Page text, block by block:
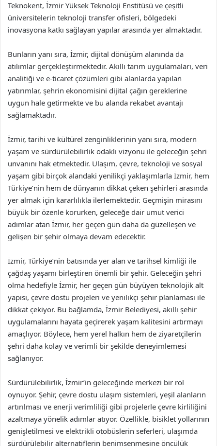
Teknokent, İzmir Yüksek Teknoloji Enstitüsü ve çeşitli
üniversitelerin teknoloji transfer ofisleri, bölgedeki
inovasyona katkı sağlayan yapılar arasında yer almaktadır.
Bunların yanı sıra, İzmir, dijital dönüşüm alanında da
atılımlar gerçekleştirmektedir. Akıllı tarım uygulamaları, veri
analitiği ve e-ticaret çözümleri gibi alanlarda yapılan
yatırımlar, şehrin ekonomisini dijital çağın gereklerine
uygun hale getirmekte ve bu alanda rekabet avantajı
sağlamaktadır.
İzmir, tarihi ve kültürel zenginliklerinin yanı sıra, modern
yaşam ve sürdürülebilirlik odaklı vizyonu ile geleceğin şehri
unvanını hak etmektedir. Ulaşım, çevre, teknoloji ve sosyal
yaşam gibi birçok alandaki yenilikçi yaklaşımlarla İzmir, hem
Türkiye’nin hem de dünyanın dikkat çeken şehirleri arasında
yer almak için kararlılıkla ilerlemektedir. Geçmişin mirasını
büyük bir özenle korurken, geleceğe dair umut verici
adımlar atan İzmir, her geçen gün daha da güzelleşen ve
gelişen bir şehir olmaya devam edecektir.
İzmir, Türkiye’nin batısında yer alan ve tarihsel kimliği ile
çağdaş yaşamı birleştiren önemli bir şehir. Geleceğin şehri
olma hedefiyle İzmir, her geçen gün büyüyen teknolojik alt
yapısı, çevre dostu projeleri ve yenilikçi şehir planlaması ile
dikkat çekiyor. Bu bağlamda, İzmir Belediyesi, akıllı şehir
uygulamalarını hayata geçirerek yaşam kalitesini artırmayı
amaçlıyor. Böylece, hem yerel halkın hem de ziyaretçilerin
şehri daha kolay ve verimli bir şekilde deneyimlemesi
sağlanıyor.
Sürdürülebilirlik, İzmir’in geleceğinde merkezi bir rol
oynuyor. Şehir, çevre dostu ulaşım sistemleri, yeşil alanların
artırılması ve enerji verimliliği gibi projelerle çevre kirliliğini
azaltmaya yönelik adımlar atıyor. Özellikle, bisiklet yollarının
genişletilmesi ve elektrikli otobüslerin seferleri, ulaşımda
sürdürülebilir alternatiflerin benimsenmesine öncülük